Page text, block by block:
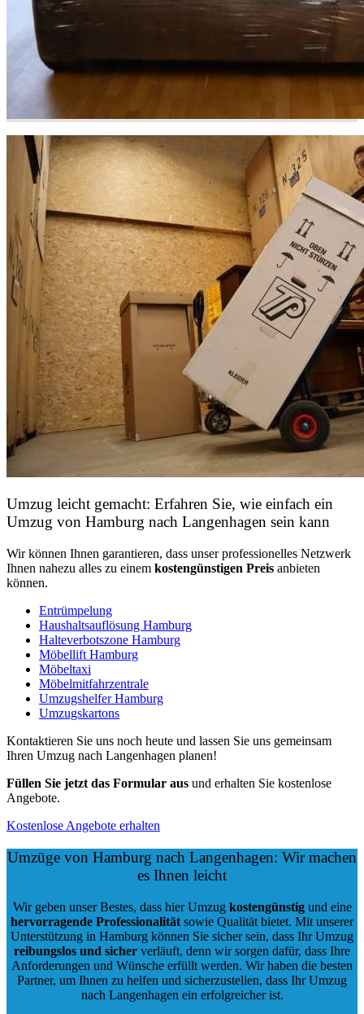
Umzug leicht gemacht: Erfahren Sie, wie einfach ein
Umzug von Hamburg nach Langenhagen sein kann
Wir können Ihnen garantieren, dass unser professionelles Netzwerk
Ihnen nahezu alles zu einem kostengünstigen Preis anbieten
können.
Entrümpelung
Haushaltsauflösung Hamburg
Halteverbotszone Hamburg
Möbellift Hamburg
Möbeltaxi
Möbelmitfahrzentrale
Umzugshelfer Hamburg
Umzugskartons
Kontaktieren Sie uns noch heute und lassen Sie uns gemeinsam
Ihren Umzug nach Langenhagen planen!
Füllen Sie jetzt das Formular aus und erhalten Sie kostenlose
Angebote.
Kostenlose Angebote erhalten
Umzüge von Hamburg nach Langenhagen: Wir machen
es Ihnen leicht
Wir geben unser Bestes, dass hier Umzug kostengünstigund eine
hervorragende Professionalität sowie Qualität bietet. Mit unserer
Unterstützung in Hamburg können Sie sicher sein, dass Ihr Umzug
reibungslos und sicher verläuft, denn wir sorgen dafür, dass Ihre
Anforderungen und Wünsche erfüllt werden. Wir haben die besten
Partner, um Ihnen zu helfen und sicherzustellen, dass Ihr Umzug
nach Langenhagen ein erfolgreicher ist.